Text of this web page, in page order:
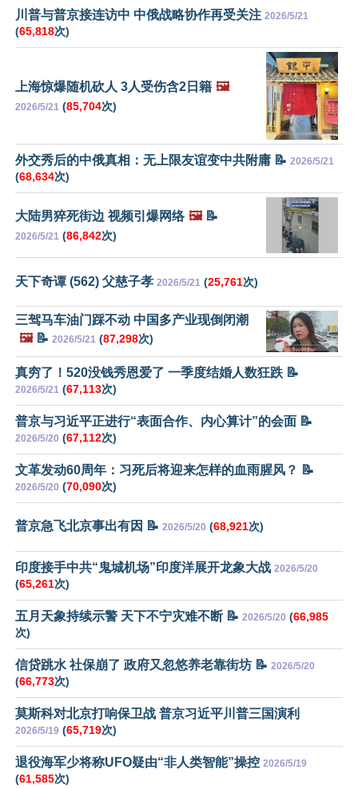
川普与普京接连访中 中俄战略协作再受关注 2026/5/21
(65,818次)
上海惊爆随机砍人 3人受伤含2日籍 🖼️
2026/5/21 (85,704次)
外交秀后的中俄真相：无上限友谊变中共附庸 📝 2026/5/21
(68,634次)
大陆男猝死街边 视频引爆网络 🖼️📝
2026/5/21 (86,842次)
天下奇谭 (562) 父慈子孝 2026/5/21 (25,761次)
三驾马车油门踩不动 中国多产业现倒闭潮
🖼️📝 2026/5/21 (87,298次)
真穷了！520没钱秀恩爱了 一季度结婚人数狂跌 📝
2026/5/21 (67,113次)
普京与习近平正进行“表面合作、内心算计”的会面 📝
2026/5/20 (67,112次)
文革发动60周年：习死后将迎来怎样的血雨腥风？ 📝
2026/5/20 (70,090次)
普京急飞北京事出有因 📝 2026/5/20 (68,921次)
印度接手中共“鬼城机场”印度洋展开龙象大战 2026/5/20
(65,261次)
五月天象持续示警 天下不宁灾难不断 📝 2026/5/20 (66,985
次)
信贷跳水 社保崩了 政府又忽悠养老靠街坊 📝 2026/5/20
(66,773次)
莫斯科对北京打响保卫战 普京习近平川普三国演利
2026/5/19 (65,719次)
退役海军少将称UFO疑由“非人类智能”操控 2026/5/19
(61,585次)